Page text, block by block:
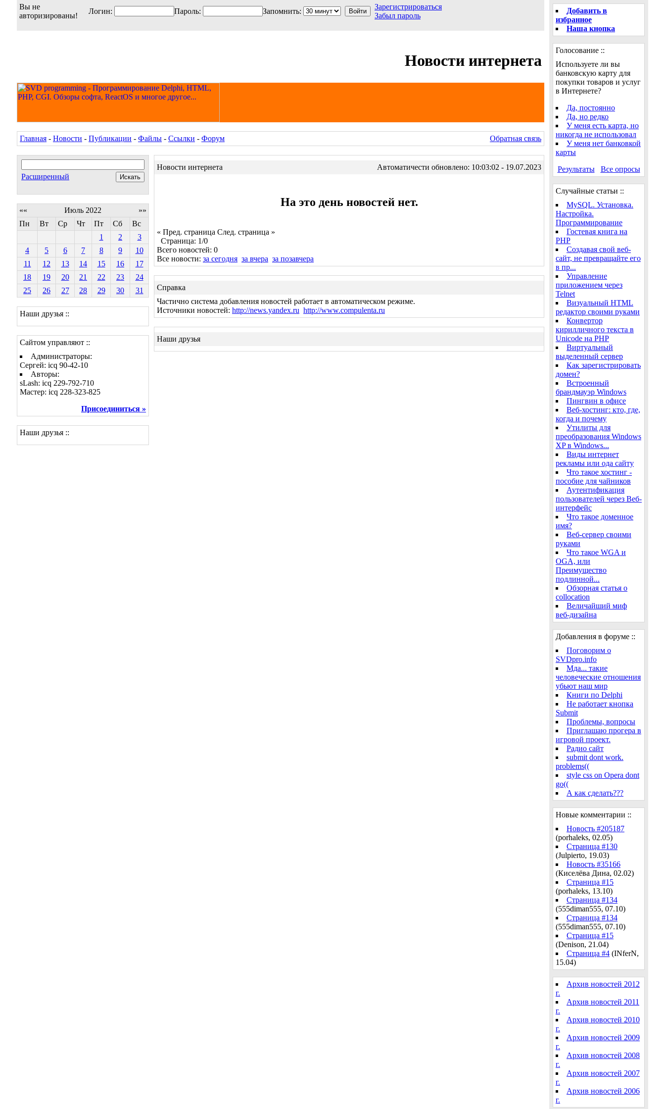
Вы не
авторизированы!
Логин: Пароль: Запомнить:
Зарегистрироваться
Забыл пароль
Новости интернета
Главная - Новости - Публикации - Файлы - Ссылки - Форум Обратная связь
Расширенный
«« Июль 2022
»»
Пн
Вт Ср Чт Пт Сб
Вс
1
2
3
4
5 6 7 8 9
10
11
12 13 14 15 16
17
18
19 20 21 22 23
24
25
26 27 28 29 30 31
Наши друзья ::
Сайтом управляют ::
Администраторы:
Сергей: icq 90-42-10
Авторы:
sLash: icq 229-792-710
Мастер: icq 228-323-825
Присоединиться »
Наши друзья ::
Новости интернета Автоматичести обновлено: 10:03:02 - 19.07.2023
На это день новостей нет.
« Пред. страница След. страница »
Страница: 1/0
Всего новостей: 0
Все новости: за сегодня за вчера за позавчера
Справка
Частично система добавления новостей работает в автоматическом режиме.
Источники новостей: http://news.yandex.ru http://www.compulenta.ru
Наши друзья
Добавить в
избранное
Наша кнопка
Голосование ::
Используете ли вы
банковскую карту для
покупки товаров и услуг
в Интернете?
Да, постоянно
Да, но редко
У меня есть карта, но
никогда не использовал
У меня нет банковкой
карты
Результаты
Все опросы
Случайные статьи ::
MySQL. Установка.
Настройка.
Программирование
Гостевая книга на
PHP
Создавая свой веб-
сайт, не превращайте его
в пр...
Управление
приложением через
Telnet
Визуальный HTML
редактор своими руками
Конвертор
кирилличного текста в
Unicode на PHP
Виртуальный
выделенный сервер
Как зарегистрировать
домен?
Встроенный
брандмауэр Windows
Пингвин в офисе
Веб-хостинг: кто, где,
когда и почему
Утилиты для
преобразования Windows
XP в Windows...
Виды интернет
рекламы или ода сайту
Что такое хостинг -
пособие для чайников
Аутентификация
пользователей через Веб-
интерфейс
Что такое доменное
имя?
Веб-сервер своими
руками
Что такое WGA и
OGA, или
Преимущество
подлинной...
Обзорная статья о
collocation
Величайший миф
веб-дизайна
Добавления в форуме ::
Поговорим о
SVDpro.info
Мда... такие
человеческие отношения
убьют наш мир
Книги по Delphi
Не работает кнопка
Submit
Проблемы, вопросы
Приглашаю прогера в
игровой проект.
Радио сайт
submit dont work.
problems((
style css on Opera dont
go((
А как сделать???
Новые комментарии ::
Новость #205187
(porhaleks, 02.05)
Страница #130
(Julpierto, 19.03)
Новость #35166
(Киселёва Дина, 02.02)
Страница #15
(porhaleks, 13.10)
Страница #134
(555diman555, 07.10)
Страница #134
(555diman555, 07.10)
Страница #15
(Denison, 21.04)
Страница #4 (INferN,
15.04)
Архив новостей 2012
г.
Архив новостей 2011
г.
Архив новостей 2010
г.
Архив новостей 2009
г.
Архив новостей 2008
г.
Архив новостей 2007
г.
Архив новостей 2006
г.